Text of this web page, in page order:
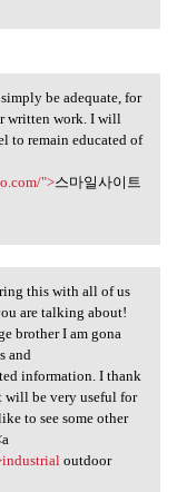
be adequate, for
written work. I will
to remain educated of
">스마일사이트
sharing
this with all of us
are talking about!
brother I am gona
and
information. I thank
will be very useful for
to see some other
outdoor